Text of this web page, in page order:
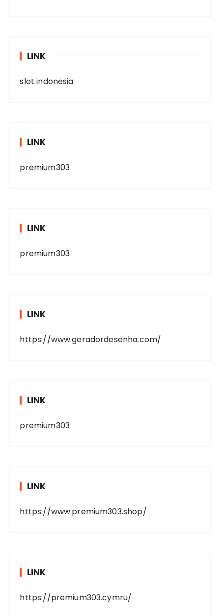
LINK
slot indonesia
LINK
premium303
LINK
premium303
LINK
https://www.geradordesenha.com/
LINK
premium303
LINK
https://www.premium303.shop/
LINK
https://premium303.cymru/